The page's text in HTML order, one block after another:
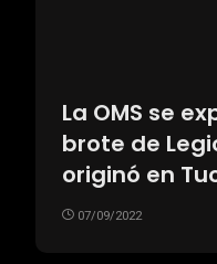
La OMS se
brote de
originó en
07/09/2022